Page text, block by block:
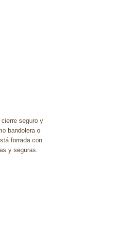
seguro y
bandolera o
forrada con
y seguras.